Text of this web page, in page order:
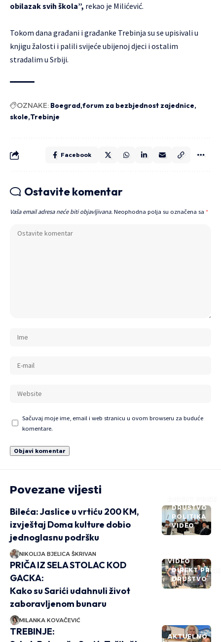
obilazak svih škola”, rekao je Milićević.
Tokom dana građani i građanke Trebinja su se upisivali u
knjigu žalosti i palili svijeće ubijenoj djeci i ostalim
stradalim u Srbiji.
OZNAKE: Boegrad forum za bezbjednost zajednice
skole Trebinje
Facebook
Ostavite komentar
Vaša email adresa neće biti objavljivana. Neophodna polja su označena sa *
Sačuvaj moje ime, email i web stranicu u ovom browseru za buduće
komentare.
Povezane vijesti
DRUŠTVO
POLITIKA
VIDEO
Bileća: Jaslice u vrtiću 200 KM,
izvještaj Doma kulture dobio
jednoglasnu podršku
NIKOLIJA BJELICA ŠKRIVAN
VIDEO
DIREKT PRIČE
DRUŠTVO
PRIČA IZ SELA STOLAC KOD
GACKA:
Kako su Sarići udahnuli život
zaboravljenom bunaru
MILANKA KOVAČEVIĆ
AKTUELNO
TREBINJE: